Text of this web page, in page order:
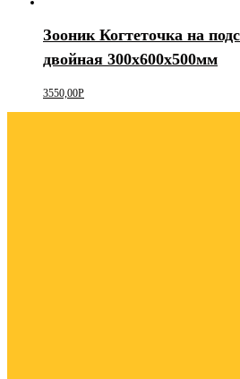
Зооник Когтеточка на
двойная 300х600х500мм
3550,00Р